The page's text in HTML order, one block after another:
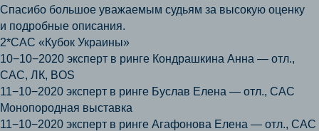
Спасибо большое уважаемым судьям за высокую оценку
и подробные описания.
2*САС «Кубок Украины»
10−10−2020 эксперт в ринге Кондрашкина Анна — отл.,
САС, ЛК, BOS
11−10−2020 эксперт в ринге Буслав Елена — отл., САС
Монопородная выставка
11−10−2020 эксперт в ринге Агафонова Елена — отл., САС